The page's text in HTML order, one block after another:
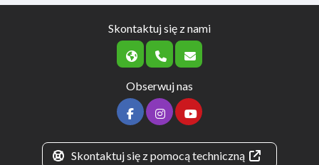
Skontaktuj się z nami
Obserwuj nas
Skontaktuj się z pomocą techniczną